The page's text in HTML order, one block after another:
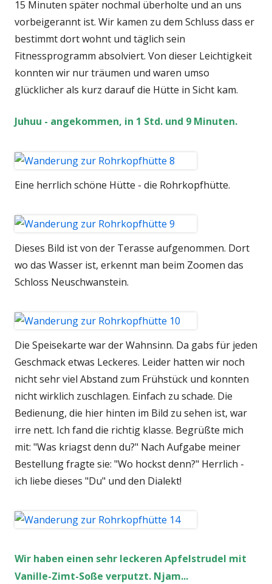
15 Minuten später nochmal überholte und an uns
vorbeigerannt ist. Wir kamen zu dem Schluss dass er
bestimmt dort wohnt und täglich sein
Fitnessprogramm absolviert. Von dieser Leichtigkeit
konnten wir nur träumen und waren umso
glücklicher als kurz darauf die Hütte in Sicht kam.
Juhuu - angekommen, in 1 Std. und 9 Minuten.
Eine herrlich schöne Hütte - die Rohrkopfhütte.
Dieses Bild ist von der Terasse aufgenommen. Dort
wo das Wasser ist, erkennt man beim Zoomen das
Schloss Neuschwanstein.
Die Speisekarte war der Wahnsinn. Da gabs für jeden
Geschmack etwas Leckeres. Leider hatten wir noch
nicht sehr viel Abstand zum Frühstück und konnten
nicht wirklich zuschlagen. Einfach zu schade. Die
Bedienung, die hier hinten im Bild zu sehen ist, war
irre nett. Ich fand die richtig klasse. Begrüßte mich
mit: "Was kriagst denn du?" Nach Aufgabe meiner
Bestellung fragte sie: "Wo hockst denn?" Herrlich -
ich liebe dieses "Du" und den Dialekt!
Wir haben einen sehr leckeren Apfelstrudel mit
Vanille-Zimt-Soße verputzt. Njam...